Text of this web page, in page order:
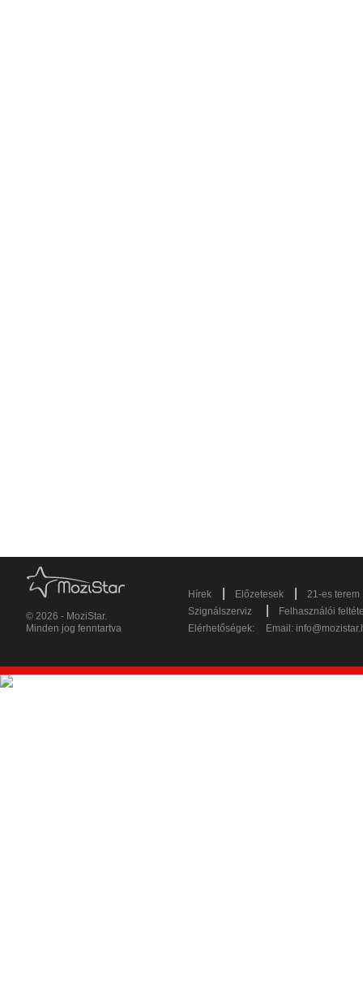
© 2026 - MoziStar.
Minden jog fenntartva
Hírek Előzetesek
21-es terem
Szignálszerviz
Felhasználói
Elérhetőségek:
Email: